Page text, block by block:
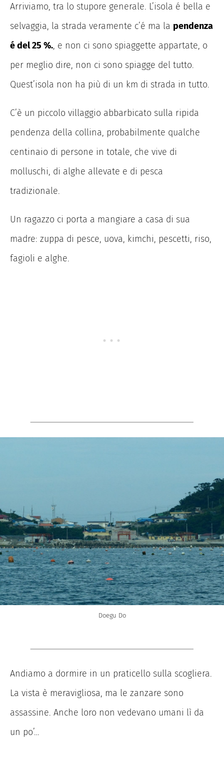
Arriviamo, tra lo stupore generale. L’isola é bella e
selvaggia, la strada veramente c’é ma la pendenza
é del 25 %., e non ci sono spiaggette appartate, o
per meglio dire, non ci sono spiagge del tutto.
Quest’isola non ha più di un km di strada in tutto.
C’è un piccolo villaggio abbarbicato sulla ripida
pendenza della collina, probabilmente qualche
centinaio di persone in totale, che vive di
molluschi, di alghe allevate e di pesca
tradizionale.
Un ragazzo ci porta a mangiare a casa di sua
madre: zuppa di pesce, uova, kimchi, pescetti, riso,
fagioli e alghe.
Doegu Do
Andiamo a dormire in un praticello sulla scogliera.
La vista è meravigliosa, ma le zanzare sono
assassine. Anche loro non vedevano umani lì da
un po’…